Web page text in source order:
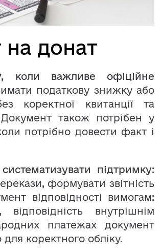
на донат
коли важливе офіційне
податкову знижку або
коректної квитанції та
також потрібен у
потрібно довести факт і
підтримку:
формувати звітність
відповідності вимогам:
внутрішнім
платежах документ
коректного обліку.